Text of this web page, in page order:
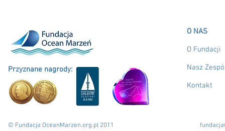
Przyznane nagrody:
© Fundacja OceanMarzen.org.pl 2011
O NAS
O Fundacji
Nasz
Kontakt